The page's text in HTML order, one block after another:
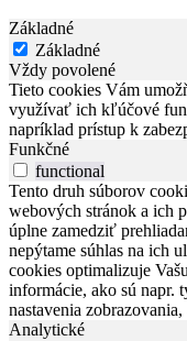
Základné
Základné
Vždy povolené
Tieto cookies Vám
využívať ich kľúčové
napríklad prístup k
Funkčné
functional
Tento druh súborov
webových stránok a ich
úplne zamedziť
nepýtame súhlas na ich
cookies optimalizuje
informácie, ako sú napr.
nastavenia
Analytické